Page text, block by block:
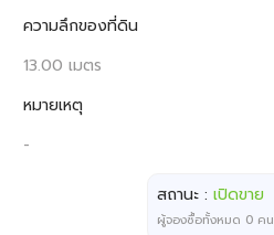
ความลึกของที่ดิน
13.00 เมตร
หมายเหตุ
-
สถานะ :เปิดขาย
ผู้จองซื้อทั้งหมด 0 คน